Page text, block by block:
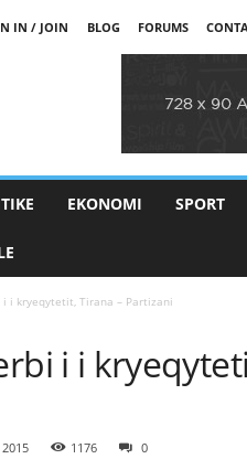
IN / JOIN BLOG FORUMS
EKONOMI SPORT
i kryeqytetit, Tirana – Partizani
i i
1176 0